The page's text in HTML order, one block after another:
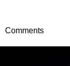
Comments